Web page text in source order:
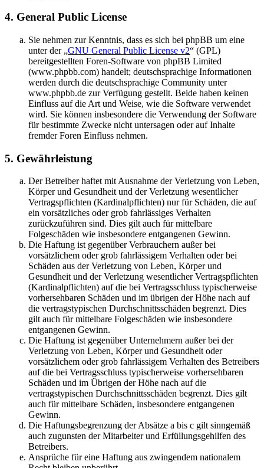
4. General Public License
Sie nehmen zur Kenntnis, dass es sich bei phpBB um eine
unter der „GNU General Public License v2“ (GPL)
bereitgestellten Foren-Software von phpBB Limited
(www.phpbb.com) handelt; deutschsprachige Informationen
werden durch die deutschsprachige Community unter
www.phpbb.de zur Verfügung gestellt. Beide haben keinen
Einfluss auf die Art und Weise, wie die Software verwendet
wird. Sie können insbesondere die Verwendung der Software
für bestimmte Zwecke nicht untersagen oder auf Inhalte
fremder Foren Einfluss nehmen.
5. Gewährleistung
Der Betreiber haftet mit Ausnahme der Verletzung von Leben,
Körper und Gesundheit und der Verletzung wesentlicher
Vertragspflichten (Kardinalpflichten) nur für Schäden, die auf
ein vorsätzliches oder grob fahrlässiges Verhalten
zurückzuführen sind. Dies gilt auch für mittelbare
Folgeschäden wie insbesondere entgangenen Gewinn.
Die Haftung ist gegenüber Verbrauchern außer bei
vorsätzlichem oder grob fahrlässigem Verhalten oder bei
Schäden aus der Verletzung von Leben, Körper und
Gesundheit und der Verletzung wesentlicher Vertragspflichten
(Kardinalpflichten) auf die bei Vertragsschluss typischerweise
vorhersehbaren Schäden und im übrigen der Höhe nach auf
die vertragstypischen Durchschnittsschäden begrenzt. Dies
gilt auch für mittelbare Folgeschäden wie insbesondere
entgangenen Gewinn.
Die Haftung ist gegenüber Unternehmern außer bei der
Verletzung von Leben, Körper und Gesundheit oder
vorsätzlichem oder grob fahrlässigem Verhalten des Betreibers
auf die bei Vertragsschluss typischerweise vorhersehbaren
Schäden und im Übrigen der Höhe nach auf die
vertragstypischen Durchschnittsschäden begrenzt. Dies gilt
auch für mittelbare Schäden, insbesondere entgangenen
Gewinn.
Die Haftungsbegrenzung der Absätze a bis c gilt sinngemäß
auch zugunsten der Mitarbeiter und Erfüllungsgehilfen des
Betreibers.
Ansprüche für eine Haftung aus zwingendem nationalem